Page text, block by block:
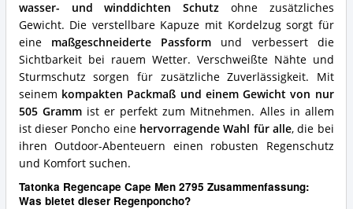
wasser- und winddichten Schutz ohne zusätzliches
Gewicht. Die verstellbare Kapuze mit Kordelzug sorgt für
eine maßgeschneiderte Passform und verbessert die
Sichtbarkeit bei rauem Wetter. Verschweißte Nähte und
Sturmschutz sorgen für zusätzliche Zuverlässigkeit. Mit
seinem kompakten Packmaß und einem Gewicht von nur
505 Grammist er perfekt zum Mitnehmen. Alles in allem
ist dieser Poncho eine hervorragende Wahl für alle, die bei
ihren Outdoor-Abenteuern einen robusten Regenschutz
und Komfort suchen.
Tatonka Regencape Cape Men 2795 Zusammenfassung:
Was bietet dieser Regenponcho?